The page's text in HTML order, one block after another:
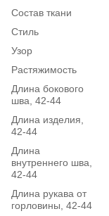
Состав ткани
Стиль
Узор
Растяжимость
Длина бокового
шва, 42-44
Длина изделия,
42-44
Длина
внутреннего шва,
42-44
Длина рукава от
горловины, 42-44